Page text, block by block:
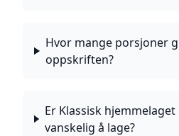
Hvor mange porsjoner
oppskriften?
Er Klassisk
vanskelig å lage?